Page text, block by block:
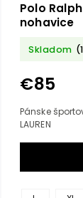
Polo
nohavice
Skladom
€85
Pánske
LAUREN